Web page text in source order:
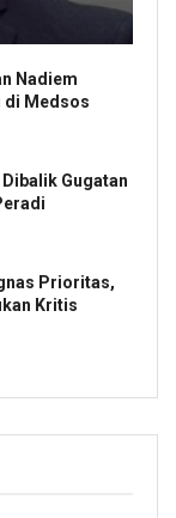
Nadiem
di Medsos
Gugatan
Prioritas,
Kritis